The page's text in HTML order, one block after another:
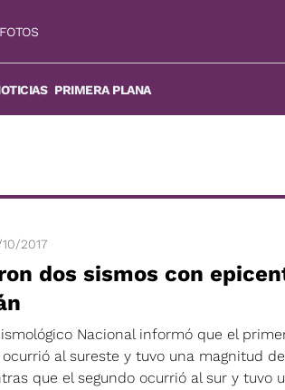
FOTOS
PRIMERA PLANA
10/2017
dos sismos con
Nacional informó que el
al sureste y tuvo una magnitud
que el segundo ocurrió al sur y tuvo